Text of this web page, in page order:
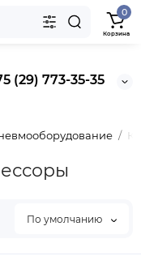
(29) 773-35-35
0
Корзина
По умолчанию